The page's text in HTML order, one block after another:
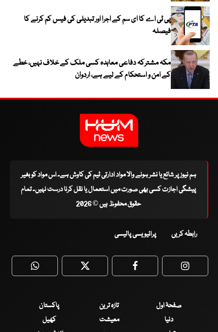
پی ٹی اے کا ای سم کے اجرا اور تبدیلی کی فیس کم کرنے کا
فیصلہ
مکہ مشترکہ دفاعی معاہدہ کسی ملک کے خلاف نہیں، خطے
کے امن و استحکام کے لیے ہے، اردوان
ہم نیوز پر شائع یا نشر ہونے والا مواد ادارتی ٹیم کی کاوش ہے۔ اس مواد کو بغیر
پیشگی اجازت کسی بھی صورت میں استعمال یا نقل کرنا درست نہیں۔ تمام
حقوق محفوظ ہیں © 2026
رابطہ کریں پرائیویسی پالیسی
WhatsApp Twitter Facebook
صفحۂ اول تازہ ترین
پاکستان
دنیا
معیشت
کھیل